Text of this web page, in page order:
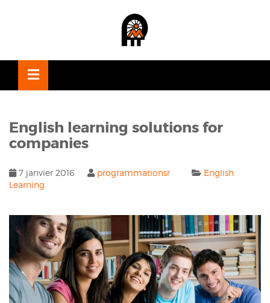
English learning solutions for
companies
7 janvier 2016 programmationsr
English
Learning